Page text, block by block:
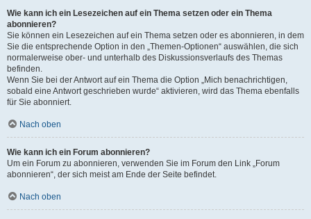
Wie kann ich ein Lesezeichen auf ein Thema setzen oder ein Thema
abonnieren?
Sie können ein Lesezeichen auf ein Thema setzen oder es abonnieren, in dem
Sie die entsprechende Option in den „Themen-Optionen“ auswählen, die sich
normalerweise ober- und unterhalb des Diskussionsverlaufs des Themas
befinden.
Wenn Sie bei der Antwort auf ein Thema die Option „Mich benachrichtigen,
sobald eine Antwort geschrieben wurde“ aktivieren, wird das Thema ebenfalls
für Sie abonniert.
Nach oben
Wie kann ich ein Forum abonnieren?
Um ein Forum zu abonnieren, verwenden Sie im Forum den Link „Forum
abonnieren“, der sich meist am Ende der Seite befindet.
Nach oben